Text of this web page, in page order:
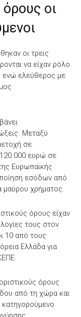
οι
οι τρεις
να είχαν ρόλο
ενώ ελεύθερος με
Μεταξύ
σε
ευρώ σε
Ευρωπαϊκής
εσόδων από
μαύρου χρήματος.
όρους είχαν
τους στον
10 από τους
Ελλάδα για
όρους
από τη χώρα και